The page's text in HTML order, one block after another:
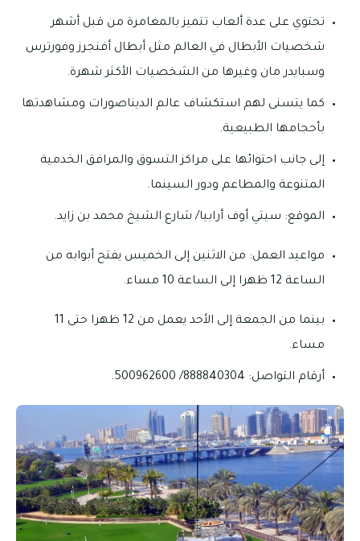
تحتوي على عدة ألعاب تتميز بالمغامرة من قبل أشهر
شخصيات الأبطال في العالم مثل أبطال أفنجرز وفورترس
وسبايدر مان وغيرها من الشخصيات الأكثر شهرة.
كما يتسنى لهم استكشاف عالم الديناصورات ومشاهدتها
بأحجامها الطبيعية.
إلى جانب احتوائها على مراكز التسوق والمرافق الخدمية
المتنوعة والمطاعم ودور السينما.
الموقع: سيتي أوف أرابيا/ شارع الشيخ محمد بن زايد.
مواعيد العمل: من الاثنين إلى الخميس يفتح أبوابه من
الساعة 12 ظهرا إلى الساعة 10 مساء.
بينما من الجمعة إلى الأحد يعمل من 12 ظهرا حتى 11
مساء.
أرقام التواصل: 888840304/ 500962600.